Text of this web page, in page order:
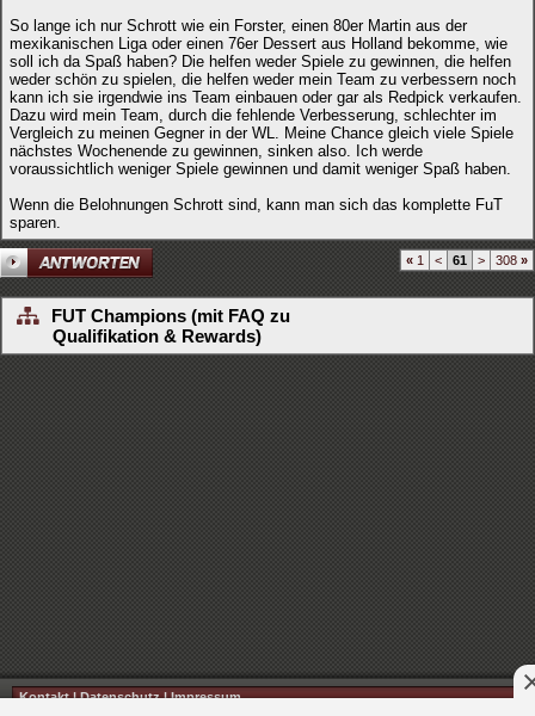
So lange ich nur Schrott wie ein Forster, einen 80er Martin aus der
mexikanischen Liga oder einen 76er Dessert aus Holland bekomme, wie
soll ich da Spaß haben? Die helfen weder Spiele zu gewinnen, die helfen
weder schön zu spielen, die helfen weder mein Team zu verbessern noch
kann ich sie irgendwie ins Team einbauen oder gar als Redpick verkaufen.
Dazu wird mein Team, durch die fehlende Verbesserung, schlechter im
Vergleich zu meinen Gegner in der WL. Meine Chance gleich viele Spiele
nächstes Wochenende zu gewinnen, sinken also. Ich werde
voraussichtlich weniger Spiele gewinnen und damit weniger Spaß haben.
Wenn die Belohnungen Schrott sind, kann man sich das komplette FuT
sparen.
« 1 < 61 > 308 »
FUT Champions (mit FAQ zu
Qualifikation & Rewards)
Kontakt|Datenschutz|Impressum